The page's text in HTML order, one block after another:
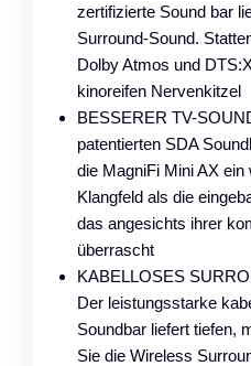
zertifizierte Sound bar
Surround-Sound.
Dolby Atmos und
kinoreifen Nervenkitzel
BESSERER TV-
patentierten SDA
die MagniFi Mini AX
Klangfeld als die
das angesichts ihrer
überrascht
KABELLOSES
Der leistungsstarke
Soundbar liefert tiefen,
Sie die Wireless